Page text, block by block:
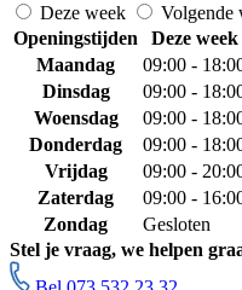
Deze week
Volgende
Openingstijden
Deze week
Maandag
09:00 -
Dinsdag
09:00 -
Woensdag
09:00 -
Donderdag
09:00 -
Vrijdag
09:00 -
Zaterdag
09:00 -
Zondag
Gesloten
Stel je vraag, we helpen